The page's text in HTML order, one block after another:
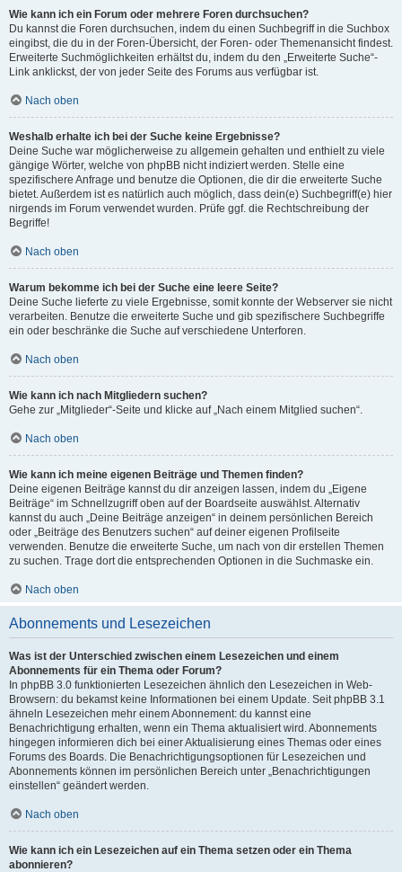
Wie kann ich ein Forum oder mehrere Foren durchsuchen?
Du kannst die Foren durchsuchen, indem du einen Suchbegriff in die Suchbox
eingibst, die du in der Foren-Übersicht, der Foren- oder Themenansicht findest.
Erweiterte Suchmöglichkeiten erhältst du, indem du den „Erweiterte Suche“-
Link anklickst, der von jeder Seite des Forums aus verfügbar ist.
Nach oben
Weshalb erhalte ich bei der Suche keine Ergebnisse?
Deine Suche war möglicherweise zu allgemein gehalten und enthielt zu viele
gängige Wörter, welche von phpBB nicht indiziert werden. Stelle eine
spezifischere Anfrage und benutze die Optionen, die dir die erweiterte Suche
bietet. Außerdem ist es natürlich auch möglich, dass dein(e) Suchbegriff(e) hier
nirgends im Forum verwendet wurden. Prüfe ggf. die Rechtschreibung der
Begriffe!
Nach oben
Warum bekomme ich bei der Suche eine leere Seite?
Deine Suche lieferte zu viele Ergebnisse, somit konnte der Webserver sie nicht
verarbeiten. Benutze die erweiterte Suche und gib spezifischere Suchbegriffe
ein oder beschränke die Suche auf verschiedene Unterforen.
Nach oben
Wie kann ich nach Mitgliedern suchen?
Gehe zur „Mitglieder“-Seite und klicke auf „Nach einem Mitglied suchen“.
Nach oben
Wie kann ich meine eigenen Beiträge und Themen finden?
Deine eigenen Beiträge kannst du dir anzeigen lassen, indem du „Eigene
Beiträge“ im Schnellzugriff oben auf der Boardseite auswählst. Alternativ
kannst du auch „Deine Beiträge anzeigen“ in deinem persönlichen Bereich
oder „Beiträge des Benutzers suchen“ auf deiner eigenen Profilseite
verwenden. Benutze die erweiterte Suche, um nach von dir erstellen Themen
zu suchen. Trage dort die entsprechenden Optionen in die Suchmaske ein.
Nach oben
Abonnements und Lesezeichen
Was ist der Unterschied zwischen einem Lesezeichen und einem
Abonnements für ein Thema oder Forum?
In phpBB 3.0 funktionierten Lesezeichen ähnlich den Lesezeichen in Web-
Browsern: du bekamst keine Informationen bei einem Update. Seit phpBB 3.1
ähneln Lesezeichen mehr einem Abonnement: du kannst eine
Benachrichtigung erhalten, wenn ein Thema aktualisiert wird. Abonnements
hingegen informieren dich bei einer Aktualisierung eines Themas oder eines
Forums des Boards. Die Benachrichtigungsoptionen für Lesezeichen und
Abonnements können im persönlichen Bereich unter „Benachrichtigungen
einstellen“ geändert werden.
Nach oben
Wie kann ich ein Lesezeichen auf ein Thema setzen oder ein Thema
abonnieren?